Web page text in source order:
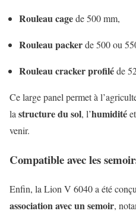
Rouleau cagede 500 mm,
Rouleau packerde 500 ou
Rouleau cracker profiléde
Ce large panel permet à
lastructure du sol, l’humidité
venir.
Compatible avec les
Enfin, la Lion V 6040 a été
association avec un semoir,